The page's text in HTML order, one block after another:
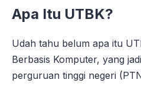
Apa Itu UTBK?
Udah tahu belum apa itu
Berbasis Komputer, yang
perguruan tinggi negeri